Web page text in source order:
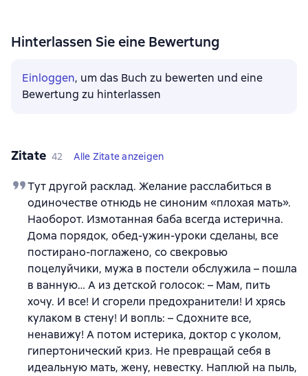
Hinterlassen Sie eine Bewertung
Einloggen, um das Buch zu bewerten und eine
Bewertung zu hinterlassen
Zitate 42 Alle Zitate anzeigen
Тут другой расклад. Желание расслабиться в
одиночестве отнюдь не синоним «плохая мать».
Наоборот. Измотанная баба всегда истерична.
Дома порядок, обед-ужин-уроки сделаны, все
постирано-поглажено, со свекровью
поцелуйчики, мужа в постели обслужила – пошла
в ванную… А из детской голосок: – Мам, пить
хочу. И все! И сгорели предохранители! И хрясь
кулаком в стену! И вопль: – Сдохните все,
ненавижу! А потом истерика, доктор с уколом,
гипертонический криз. Не превращай себя в
идеальную мать, жену, невестку. Наплюй на пыль,